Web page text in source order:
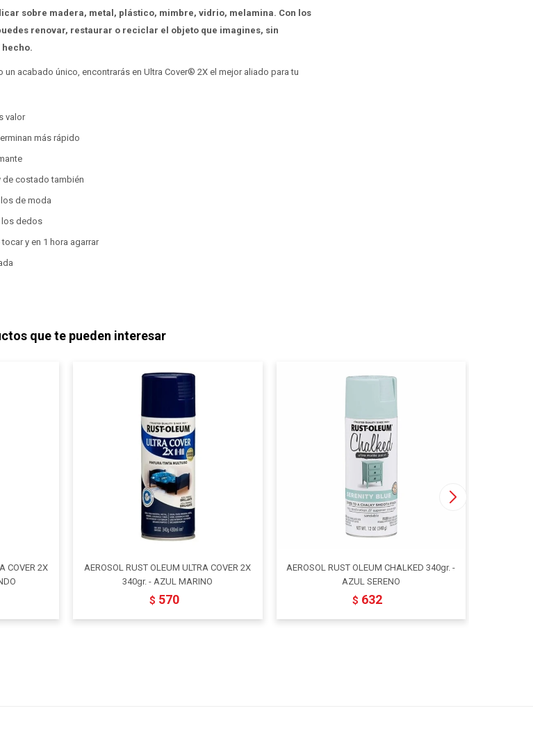
sobre madera, metal, plástico, mimbre, vidrio, melamina. Con los
renovar, restaurar o reciclar el objeto que imagines, sin
acabado único, encontrarás en Ultra Cover® 2X el mejor aliado para tu
valor
más rápido
de costado también
de moda
los dedos
y en 1 hora agarrar
que te pueden interesar
COVER 2X
AEROSOL RUST OLEUM ULTRA COVER 2X
340gr. - AZUL MARINO
$ 570
AEROSOL RUST OLEUM CHALKED 340gr. -
AZUL SERENO
$ 632